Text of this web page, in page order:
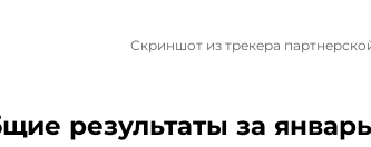
Скриншот из трекера
результаты за